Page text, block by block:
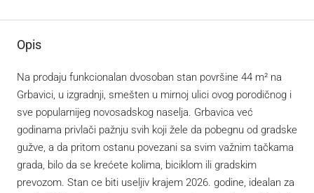
Opis
Na prodaju funkcionalan dvosoban stan površine 44 m² na
Grbavici, u izgradnji, smešten u mirnoj ulici ovog porodičnog i
sve popularnijeg novosadskog naselja. Grbavica već
godinama privlači pažnju svih koji žele da pobegnu od gradske
gužve, a da pritom ostanu povezani sa svim važnim tačkama
grada, bilo da se krećete kolima, biciklom ili gradskim
prevozom. Stan ce biti useljiv krajem 2026. godine, idealan za